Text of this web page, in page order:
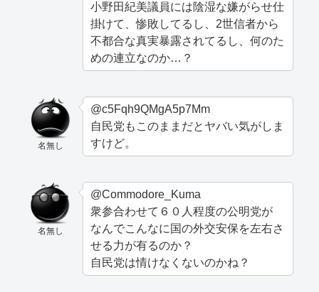
小野田紀美議員には陰湿な嫌がらせ仕
掛けて、惨敗してるし、2世信者から
不都合な真実暴露されてるし、何のた
めの連立なのか…？
名無し
@c5Fqh9QMgA5p7Mm
自民党もこのままだとヤバい気がしま
すけど。
名無し
@Commodore_Kuma
衆参合わせて６０人程度の公明党が
なんでこんなに国の外交安保を左右さ
せる力が有るのか？
自民党は情けなくないのかね？